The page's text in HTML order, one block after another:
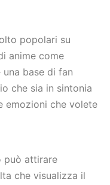
popolari su
anime come
base di fan
che sia in sintonia
emozioni che volete
può attirare
che visualizza il